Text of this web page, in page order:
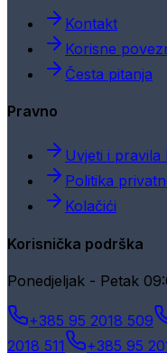
Kontakt
Korisne
Česta pitanja
Pravno
Uvjeti i pravila
Politika
Kolačići
Korisnička podrška
Ponedjeljak - Petak
+385 95 2018 509
2018 511
+385 95